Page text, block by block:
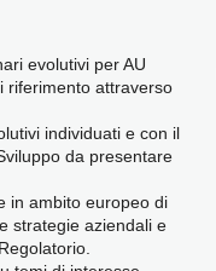
evolutivi per AU
riferimento attraverso
individuati e con il
da presentare
in ambito europeo di
strategie aziendali e